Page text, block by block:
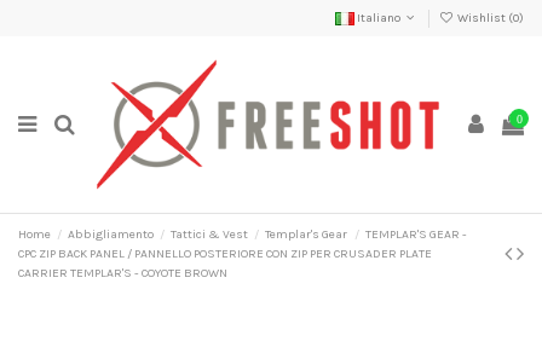
Italiano Wishlist (0)
0
Home Abbigliamento Tattici & Vest Templar's Gear
TEMPLAR'S GEAR -
CPC ZIP BACK PANEL / PANNELLO POSTERIORE CON ZIP PER CRUSADER PLATE
CARRIER TEMPLAR'S - COYOTE BROWN